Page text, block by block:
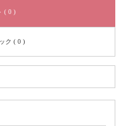
( 0 )
ク ( 0 )